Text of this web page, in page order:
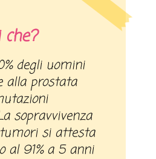
alla prostata
sopravvivenza
si attesta
al 91% a 5 anni